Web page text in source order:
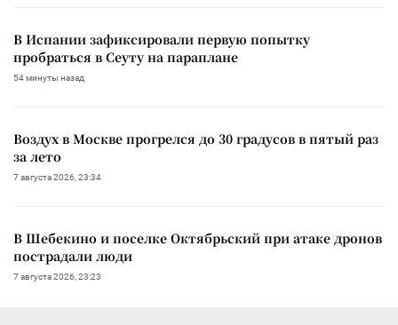
В Испании зафиксировали первую попытку
пробраться в Сеуту на параплане
54 минуты назад
Воздух в Москве прогрелся до 30 градусов в пятый раз
за лето
7 августа 2026, 23:34
В Шебекино и поселке Октябрьский при атаке дронов
пострадали люди
7 августа 2026, 23:23